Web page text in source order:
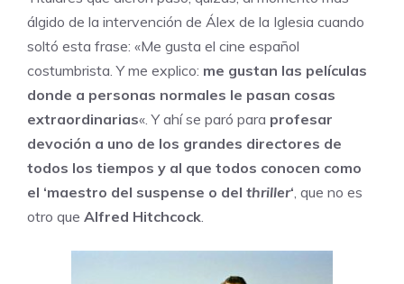
álgido de la intervención de Álex de la Iglesia cuando
soltó esta frase: «Me gusta el cine español
costumbrista. Y me explico: me gustan las películas
donde a personas normales le pasan cosas
extraordinarias«. Y ahí se paró para profesar
devoción a uno de los grandes directores de
todos los tiempos y al que todos conocen como
el ‘maestro del suspense o del thriller‘ , que no es
otro que Alfred Hitchcock